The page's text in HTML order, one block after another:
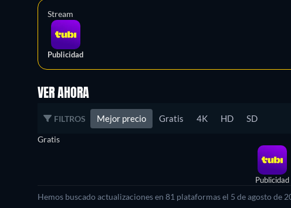
Stream
Publicidad
VER AHORA
FILTROS Mejor precio Gratis 4K HD SD
Gratis
Publicidad
Hemos buscado actualizaciones en 81 plataformas el 5 de agosto de